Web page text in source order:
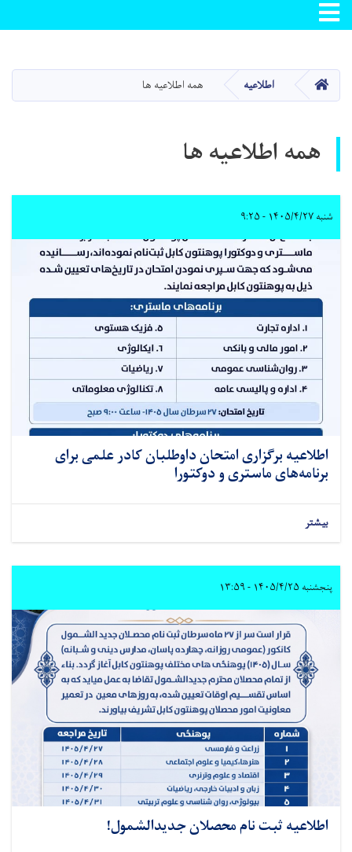
main
content
Toggle navigation
صفحه اصلیاطلاعیه همه اطلاعیه ها
همه اطلاعیه ها
شنبه ۱۴۰۵/۴/۲۷ - ۹:۲۵
اطلاعیه برگزاری امتحان داوطلبان کادر علمی برای
برنامه‌های ماستری و دوکتورا
بیشتر
پنجشنبه ۱۴۰۵/۴/۲۵ - ۱۳:۵۹
اطلاعیه ثبت‌ نام محصلان جدیدالشمول!